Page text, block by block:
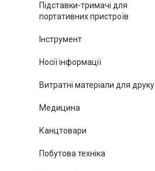
Підставки-тримачі для
портативних пристроїв
Інструмент
Носії інформації
Витратні матеріали для друку
Медицина
Канцтовари
Побутова техніка